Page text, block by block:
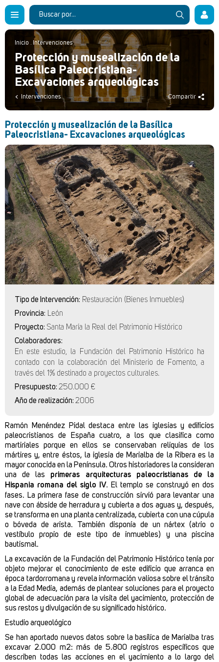
Inicio . Intervenciones
Protección y musealización de la
Basílica Paleocristiana-
Excavaciones arqueológicas
Intervenciones Compartir
Protección y musealización de la Basílica
Paleocristiana- Excavaciones arqueológicas
Tipo de Intervención: Restauración (Bienes Inmuebles)
Provincia: León
Proyecto: Santa María la Real del Patrimonio Histórico
Colaboradores:
En este estudio, la Fundación del Patrimonio Histórico ha
contado con la colaboración del Ministerio de Fomento, a
través del 1% destinado a proyectos culturales.
Presupuesto: 250.000 €
Año de realización: 2006
Ramón Menéndez Pidal destaca entre las iglesias y edificios
paleocristianos de España cuatro, a los que clasifica como
martiriales porque en ellos se conservaban reliquias de los
mártires y, entre éstos, la iglesia de Marialba de la Ribera es la
mayor conocida en la Península. Otros historiadores la consideran
una de las primeras arquitecturas paleocristianas de la
Hispania romana del siglo IV. El templo se construyó en dos
fases. La primera fase de construcción sirvió para levantar una
nave con ábside de herradura y cubierta a dos aguas y, después,
se transforma en una planta centralizada, cubierta con una cúpula
o bóveda de arista. También disponía de un nártex (atrio o
vestíbulo propio de este tipo de inmuebles) y una piscina
bautismal.
La excavación de la Fundación del Patrimonio Histórico tenía por
objeto mejorar el conocimiento de este edificio que arranca en
época tardorromana y revela información valiosa sobre el tránsito
a la Edad Media, además de plantear soluciones para el proyecto
global de adecuación para la visita del yacimiento, protección de
sus restos y divulgación de su significado histórico.
Estudio arqueológico
Se han aportado nuevos datos sobre la basílica de Marialba tras
excavar 2.000 m2: más de 5.800 registros específicos que
describen todas las acciones en el yacimiento a lo largo del